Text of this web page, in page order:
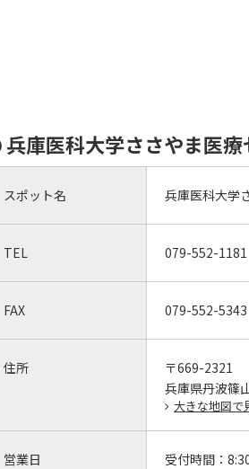
兵庫医科大学ささやま医
スポット名 兵庫医科大学
TEL 079-552-1181
FAX 079-552-5343
住所
〒669-2321
兵庫県丹波篠
大きな地図で
営業日 受付時間：